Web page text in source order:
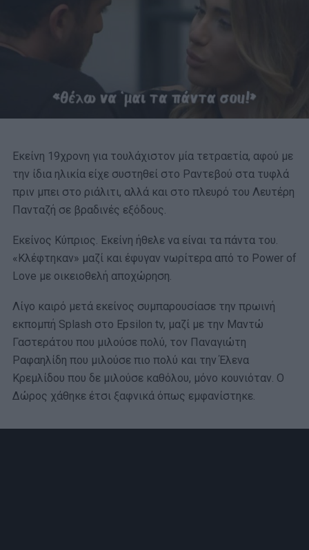
Εκείνη 19χρονη για τουλάχιστον μία τετραετία, αφού με
την ίδια ηλικία είχε συστηθεί στο Ραντεβού στα τυφλά
πριν μπει στο ριάλιτι, αλλά και στο πλευρό του Λευτέρη
Πανταζή σε βραδινές εξόδους.
Εκείνος Κύπριος. Εκείνη ήθελε να είναι τα πάντα του.
«Κλέφτηκαν» μαζί και έφυγαν νωρίτερα από το Power of
Love με οικειοθελή αποχώρηση.
Λίγο καιρό μετά εκείνος συμπαρουσίασε την πρωινή
εκπομπή Splash στο Epsilon tv, μαζί με την Μαντώ
Γαστεράτου που μιλούσε πολύ, τον Παναγιώτη
Ραφαηλίδη που μιλούσε πιο πολύ και την Έλενα
Κρεμλίδου που δε μιλούσε καθόλου, μόνο κουνιόταν. Ο
Δώρος χάθηκε έτσι ξαφνικά όπως εμφανίστηκε.